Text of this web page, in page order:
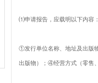
⑴申请报告，应载明以下内容：
①发行单位名称、地址及出版
出版物）；④经营方式（零售